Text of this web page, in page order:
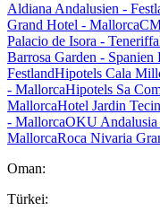
Aldiana Andalusien -
Grand Hotel - Mallorca
Palacio de Isora - Teneriffa
Barrosa Garden - Spanien
FestlandHipotels Cala
- MallorcaHipotels Sa
MallorcaHotel Jardin
- MallorcaOKU Andalusia
MallorcaRoca Nivaria
Oman:
Türkei: